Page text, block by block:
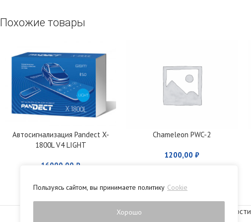
Пользуясь сайтом, вы принимаете политику Cookie
Хорошо
Похожие товары
Автосигнализация Pandect X-
1800L V4 LIGHT
16000,00 ₽
Chameleon PWC-2
1200,00₽
Политика конфиденциальности